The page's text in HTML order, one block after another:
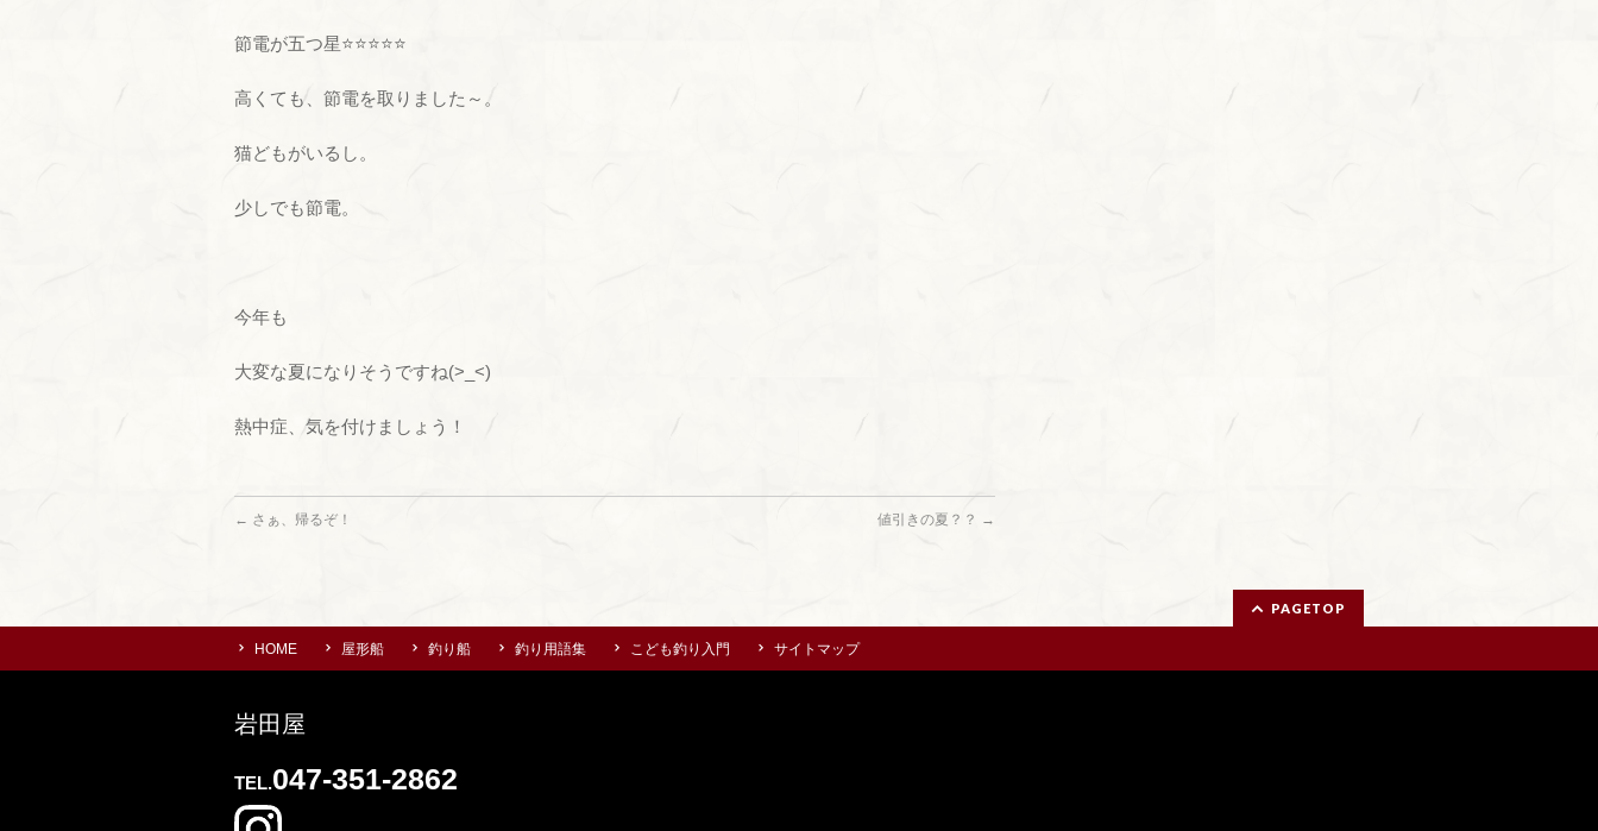
節電が五つ星⭐⭐⭐⭐⭐
高くても、節電を取りました～。
猫どもがいるし。
少しでも節電。
今年も
大変な夏になりそうですね(>_<)
熱中症、気を付けましょう！
← さぁ、帰るぞ！ 値引きの夏？？ →
PAGETOP
HOME 屋形船 釣り船 釣り用語集 こども釣り入門 サイトマップ
岩田屋
TEL.047-351-2862